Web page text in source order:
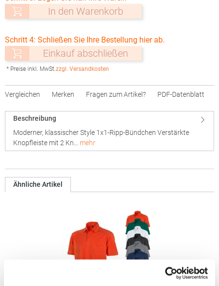
In den Warenkorb
Schritt 4: Schließen Sie Ihre Bestellung hier ab.
Einkauf abschließen
* Preise inkl. MwSt.zzgl. Versandkosten
Vergleichen Merken Fragen zum Artikel? PDF-Datenblatt
Beschreibung
Moderner, klassischer Style 1x1-Ripp-Bündchen Verstärkte
Knopfleiste mit 2 Kn… mehr
Ähnliche Artikel